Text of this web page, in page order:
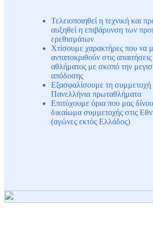
Τελειοποιηθεί η τεχνική και
αυξηθεί η επιβάρυνση των
ερεθισμάτων
Χτίσουμε χαρακτήρες που να
ανταποκριθούν στις
αθλήματος με σκοπό την
απόδοσης
Εξασφαλίσουμε τη συμμετοχή
Πανελλήνια πρωταθλήματα
Επιτύχουμε όρια που μας
δικαίωμα συμμετοχής στις
(αγώνες εκτός Ελλάδος)